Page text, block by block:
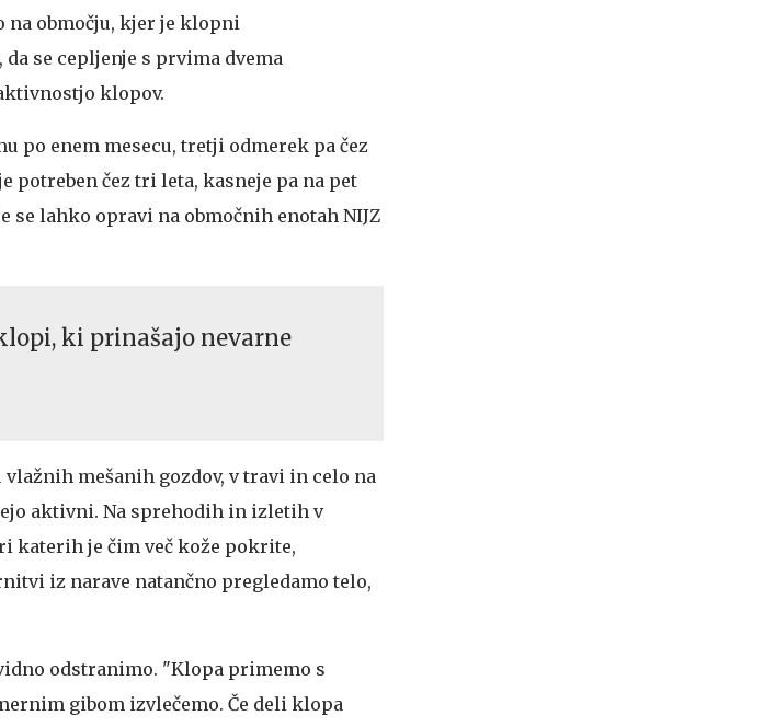
na območju, kjer je klopni
se cepljenje s prvima dvema
klopov.
po enem mesecu, tretji odmerek pa čez
potreben čez tri leta, kasneje pa na pet
se lahko opravi na območnih enotah NIJZ
ki prinašajo nevarne
mešanih gozdov, v travi in celo na
aktivni. Na sprehodih in izletih v
katerih je čim več kože pokrite,
iz narave natančno pregledamo telo,
odstranimo. "Klopa primemo s
gibom izvlečemo. Če deli klopa